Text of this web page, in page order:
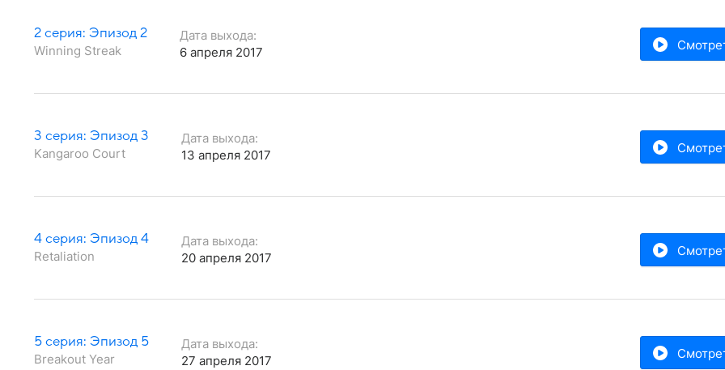
2 серия: Эпизод 2
Winning Streak
Дата выхода:
6 апреля 2017
3 серия: Эпизод 3
Kangaroo Court
Дата выхода:
13 апреля 2017
4 серия: Эпизод 4
Retaliation
Дата выхода:
20 апреля 2017
5 серия: Эпизод 5
Breakout Year
Дата выхода:
27 апреля 2017